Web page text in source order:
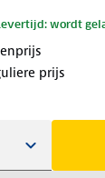
wordt
prijs